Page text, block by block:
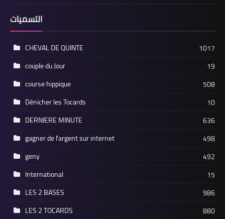
التسميات
CHEVAL DE QUINTE
1017
couple du Jour
19
course hippique
508
Dénicher les Tocards
10
DERNIERE MINUTE
636
gagner de l'argent sur internet
498
geny
492
International
15
LES 2 BASES
986
LES 2 TOCARDS
880